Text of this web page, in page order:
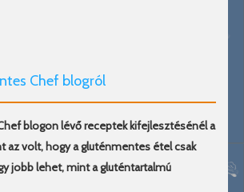
Chef blogról
blogon lévő receptek kifejlesztésénél a
az volt, hogy a gluténmentes étel csak
jobb lehet, mint a gluténtartalmú